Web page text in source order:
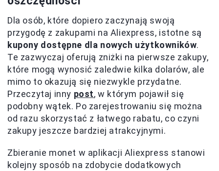
Dla osób, które dopiero zaczynają swoją
przygodę z zakupami na Aliexpress, istotne są
kupony dostępne dla nowych użytkowników.
Te zazwyczaj oferują zniżki na pierwsze zakupy,
które mogą wynosić zaledwie kilka dolarów, ale
mimo to okazują się niezwykle przydatne.
Przeczytaj inny post, w którym pojawił się
podobny wątek. Po zarejestrowaniu się można
od razu skorzystać z łatwego rabatu, co czyni
zakupy jeszcze bardziej atrakcyjnymi.
Zbieranie monet w aplikacji Aliexpress stanowi
kolejny sposób na zdobycie dodatkowych